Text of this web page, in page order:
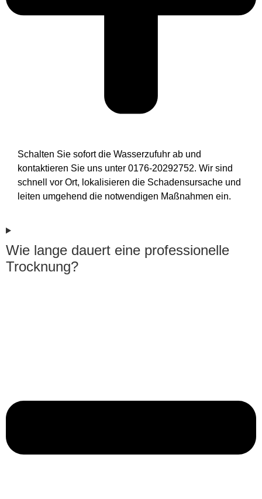
Schalten Sie sofort die Wasserzufuhr ab und
kontaktieren Sie uns unter 0176-20292752. Wir sind
schnell vor Ort, lokalisieren die Schadensursache und
leiten umgehend die notwendigen Maßnahmen ein.
Wie lange dauert eine professionelle
Trocknung?